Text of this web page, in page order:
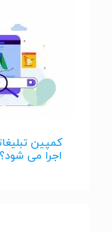
کمپین
اجرا می شود؟